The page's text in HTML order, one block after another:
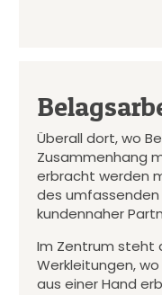
Überall dort, wo
Zusammenhang
erbracht werden
des
kundennaher
Im Zentrum steht
Werkleitungen,
aus einer Hand